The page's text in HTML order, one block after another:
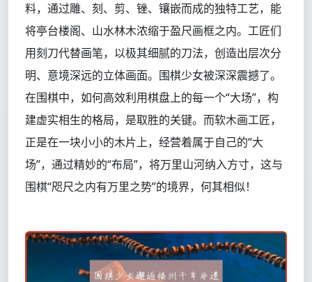
料，通过雕、刻、剪、锉、镶嵌而成的独特工艺，能
将亭台楼阁、山水林木浓缩于盈尺画框之内。工匠们
用刻刀代替画笔，以极其细腻的刀法，创造出层次分
明、意境深远的立体画面。围棋少女被深深震撼了。
在围棋中，如何高效利用棋盘上的每一个“大场”，构
建虚实相生的格局，是取胜的关键。而软木画工匠，
正是在一块小小的木片上，经营着属于自己的“大
场”，通过精妙的“布局”，将万里山河纳入方寸，这与
围棋“咫尺之内有万里之势”的境界，何其相似！